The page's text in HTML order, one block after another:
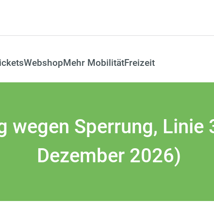
WebshopMehr MobilitätFreizeit
wegen Sperrung,
Dezember 2026)